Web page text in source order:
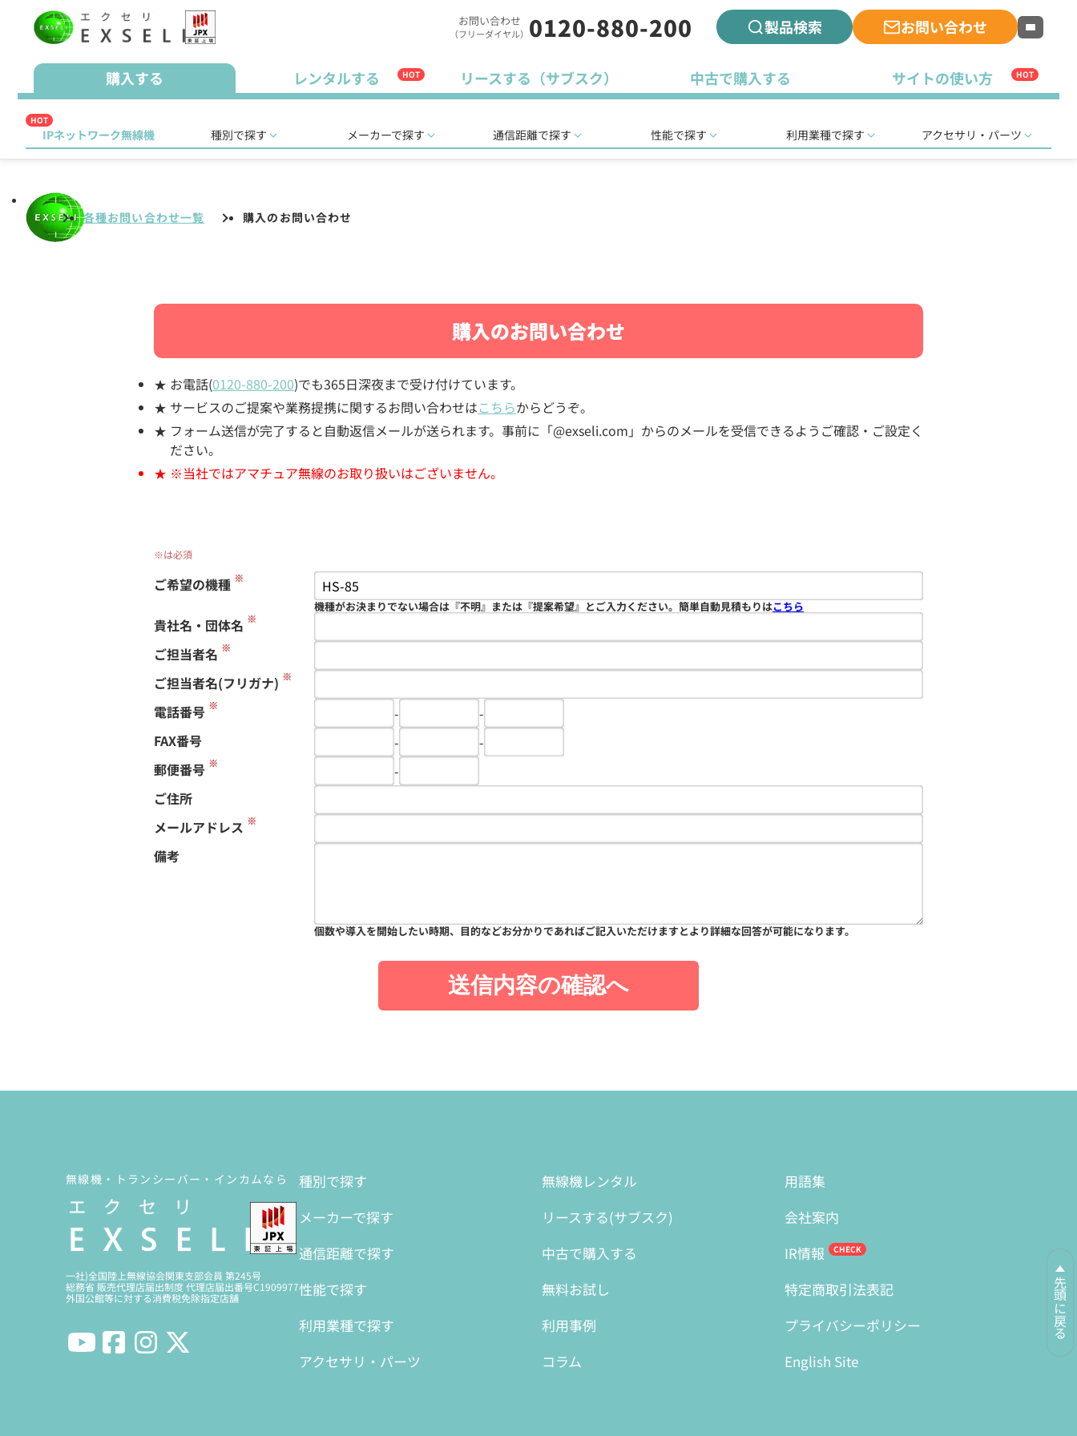
お問い合わせ
（フリーダイヤル） 0120-880-200 製品検索 お問い合わせ
購入する レンタルする HOT リースする（サブスク） 中古で購入する サイトの使い方 HOT
HOT
IPネットワーク無線機 種別で探す メーカーで探す 通信距離で探す 性能で探す 利用業種で探す アクセサリ・パーツ
各種お問い合わせ一覧 購入のお問い合わせ
購入のお問い合わせ
お電話(0120-880-200)でも365日深夜まで受け付けています。
サービスのご提案や業務提携に関するお問い合わせはこちらからどうぞ。
フォーム送信が完了すると自動返信メールが送られます。事前に「@exseli.com」からのメールを受信できるようご確認・ご設定く
ださい。
※当社ではアマチュア無線のお取り扱いはございません。
※は必須
ご希望の機種 ※
機種がお決まりでない場合は『不明』または『提案希望』とご入力ください。簡単自動見積もりはこちら
貴社名・団体名 ※
ご担当者名 ※
ご担当者名(フリガナ) ※
電話番号 ※ -
-
FAX番号
-
-
郵便番号 ※
-
ご住所
メールアドレス ※
備考
個数や導入を開始したい時期、目的などお分かりであればご記入いただけますとより詳細な回答が可能になります。
送信内容の確認へ
先頭に戻る
無線機・トランシーバー・インカムなら
一社)全国陸上無線協会関東支部会員 第245号
総務省 販売代理店届出制度 代理店届出番号C1909977
外国公館等に対する消費税免除指定店舗
種別で探す
メーカーで探す
通信距離で探す
性能で探す
利用業種で探す
アクセサリ・パーツ
無線機レンタル
リースする(サブスク)
中古で購入する
無料お試し
利用事例
コラム
用語集
会社案内
IR情報
特定商取引法表記
プライバシーポリシー
English Site